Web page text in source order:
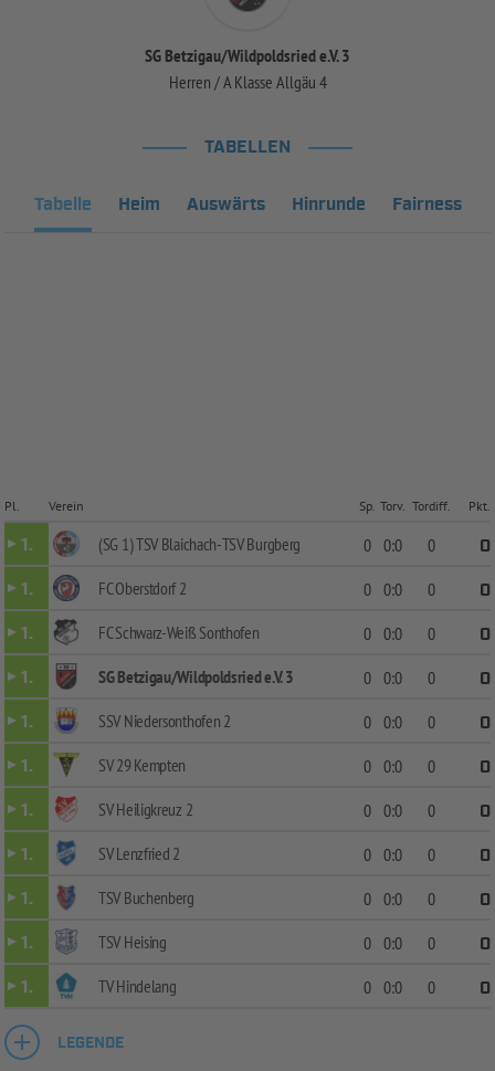
SG Betzigau/Wildpoldsried e.V. 3
Herren / A Klasse Allgäu 4
TABELLEN
Tabelle Heim Auswärts Hinrunde Fairness
Pl. Verein Sp. Torv. Tordiff. Pkt.
1. (SG 1) TSV Blaichach-TSV Burgberg 0 0:0 0
0
1.
FC Oberstdorf 2 0 0:0 0
0
1.
FC Schwarz-Weiß Sonthofen 0 0:0 0
0
1.
SG Betzigau/Wildpoldsried e.V. 3 0 0:0 0
0
1.
SSV Niedersonthofen 2 0 0:0 0
0
1.
SV 29 Kempten 0 0:0 0
0
1.
SV Heiligkreuz 2 0 0:0 0
0
1.
SV Lenzfried 2 0 0:0 0
0
1.
TSV Buchenberg 0 0:0 0
0
1.
TSV Heising 0 0:0 0
0
1.
TV Hindelang 0 0:0 0 0
LEGENDE